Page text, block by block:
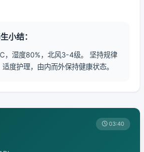
小结：
，湿度80%，北风3-4级。 坚持规律
度护理，由内而外保持健康状态。
03:40